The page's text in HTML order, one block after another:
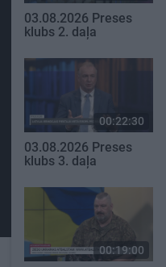
03.08.2026 Preses
klubs 2. daļa
00:22:30
03.08.2026 Preses
klubs 3. daļa
00:19:00